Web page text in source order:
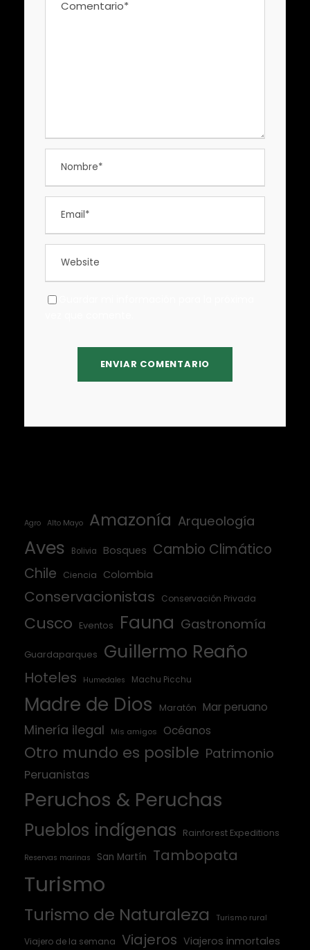
Agro Alto Mayo Amazonía Arqueología
Aves Bolivia Bosques Cambio Climático
Chile
Ciencia Colombia
Conservacionistas Conservación Privada
Cusco Eventos Fauna Gastronomía
Guardaparques Guillermo Reaño
Hoteles Humedales Machu Picchu
Madre de Dios Maratón Mar peruano
Minería ilegal Mis amigos Océanos
Otro mundo es posible Patrimonio
Peruanistas
Peruchos & Peruchas
Pueblos indígenas Rainforest Expeditions
Reservas marinas San Martín Tambopata
Turismo
Turismo de Naturaleza Turismo rural
Viajero de la semana Viajeros Viajeros inmortales